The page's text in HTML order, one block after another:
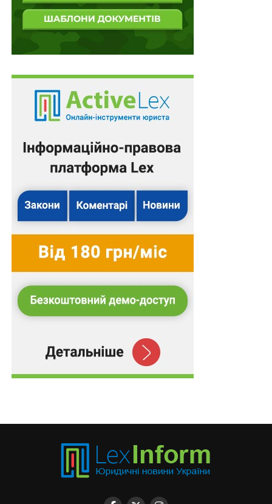
Державні органи не звільняються від
обов’язку провести ефективне розслідування
догляду за особою задля отримання
відстрочки від…
Припущення та неперевірена інформація з
для…
Військовозобов’язаний громадянин України,
Роботодавець не вправі обмежувати
нарахування та виплату надбавки за роботу в
умовах…
ПОВ'ЯЗАНІ ТЕМИ: ВЕРХОВНИЙ СУД УКРАЇНИ
КАСАЦІЙНА СКАРГА
КЗПП УКРАЇНИ ПРАЦІВНИК
НАСТУПНА
Бездіяльність органу місцевого самоврядування
щодо приведення квартири у придатний для
Присвоєння певної кваліфікаційної категорії